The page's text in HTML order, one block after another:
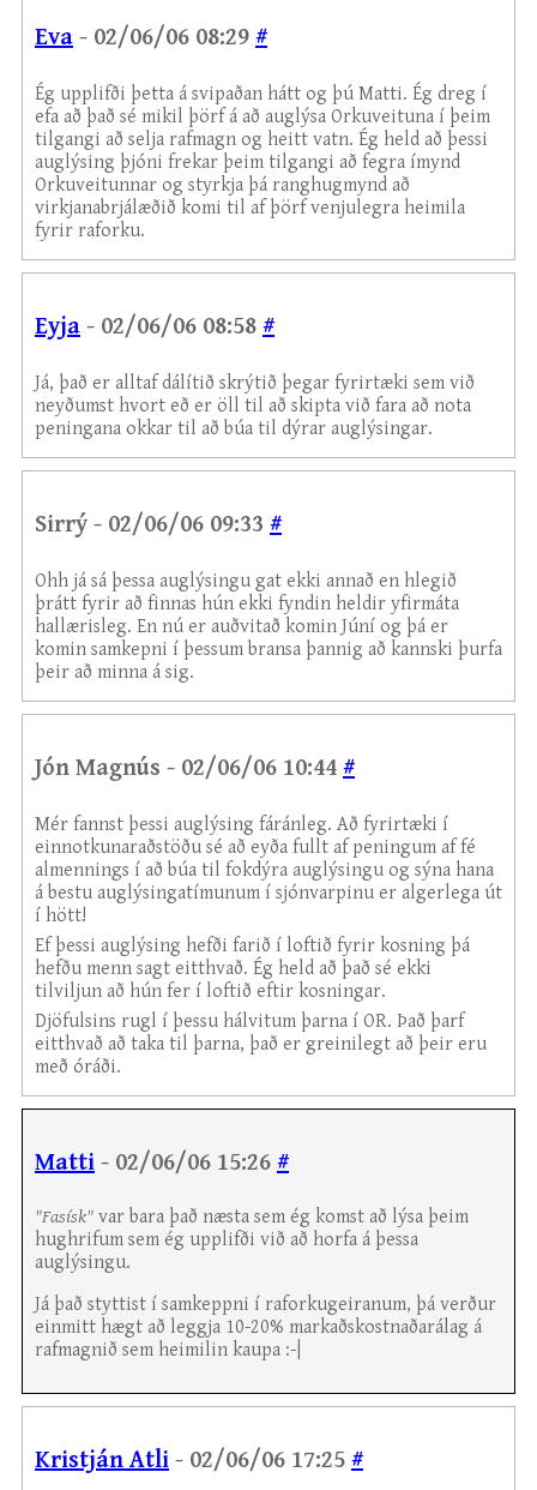
Eva - 02/06/06 08:29 #
Ég upplifði þetta á svipaðan hátt og þú Matti. Ég dreg í
efa að það sé mikil þörf á að auglýsa Orkuveituna í þeim
tilgangi að selja rafmagn og heitt vatn. Ég held að þessi
auglýsing þjóni frekar þeim tilgangi að fegra ímynd
Orkuveitunnar og styrkja þá ranghugmynd að
virkjanabrjálæðið komi til af þörf venjulegra heimila
fyrir raforku.
Eyja - 02/06/06 08:58 #
Já, það er alltaf dálítið skrýtið þegar fyrirtæki sem við
neyðumst hvort eð er öll til að skipta við fara að nota
peningana okkar til að búa til dýrar auglýsingar.
Sirrý - 02/06/06 09:33 #
Ohh já sá þessa auglýsingu gat ekki annað en hlegið
þrátt fyrir að finnas hún ekki fyndin heldir yfirmáta
hallærisleg. En nú er auðvitað komin Júní og þá er
komin samkepni í þessum bransa þannig að kannski þurfa
þeir að minna á sig.
Jón Magnús - 02/06/06 10:44 #
Mér fannst þessi auglýsing fáránleg. Að fyrirtæki í
einnotkunaraðstöðu sé að eyða fullt af peningum af fé
almennings í að búa til fokdýra auglýsingu og sýna hana
á bestu auglýsingatímunum í sjónvarpinu er algerlega út
í hött!
Ef þessi auglýsing hefði farið í loftið fyrir kosning þá
hefðu menn sagt eitthvað. Ég held að það sé ekki
tilviljun að hún fer í loftið eftir kosningar.
Djöfulsins rugl í þessu hálvitum þarna í OR. Það þarf
eitthvað að taka til þarna, það er greinilegt að þeir eru
með óráði.
Matti - 02/06/06 15:26 #
"Fasísk" var bara það næsta sem ég komst að lýsa þeim
hughrifum sem ég upplifði við að horfa á þessa
auglýsingu.
Já það styttist í samkeppni í raforkugeiranum, þá verður
einmitt hægt að leggja 10-20% markaðskostnaðarálag á
rafmagnið sem heimilin kaupa :-|
Kristján Atli - 02/06/06 17:25 #